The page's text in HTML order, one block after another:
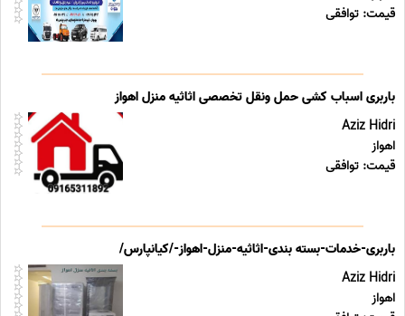
قیمت: توافقی
باربری اسباب کشی حمل ونقل تخصصی اثاثیه منزل اهواز
Aziz Hidri
اهواز
قیمت: توافقی
باربری-خدمات-بسته بندی-اثاثیه-منزل-اهواز-/کیانپارس/
Aziz Hidri
اهواز